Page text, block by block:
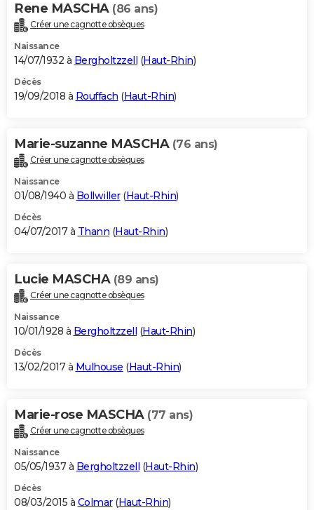
Rene MASCHA (86 ans)
Créer une cagnotte obsèques
Naissance
14/07/1932 à Bergholtzzell (Haut-Rhin)
Décès
19/09/2018 à Rouffach (Haut-Rhin)
Marie-suzanne MASCHA (76 ans)
Créer une cagnotte obsèques
Naissance
01/08/1940 à Bollwiller(Haut-Rhin)
Décès
04/07/2017 à Thann (Haut-Rhin)
Lucie MASCHA (89 ans)
Créer une cagnotte obsèques
Naissance
10/01/1928 à Bergholtzzell (Haut-Rhin)
Décès
13/02/2017 à Mulhouse (Haut-Rhin)
Marie-rose MASCHA (77 ans)
Créer une cagnotte obsèques
Naissance
05/05/1937 à Bergholtzzell (Haut-Rhin)
Décès
08/03/2015 à Colmar(Haut-Rhin)